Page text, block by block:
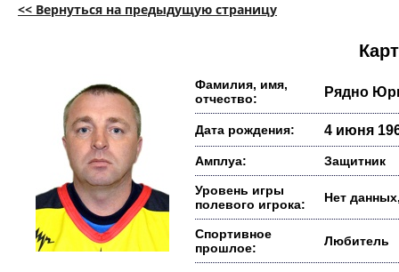
<< Вернуться на предыдущую страницу
Фамилия, имя,
отчество:
Рядно
Дата рождения: 4 июня
Амплуа: Защитник
Уровень игры
полевого игрока:
Нет
Спортивное
прошлое:
Любитель